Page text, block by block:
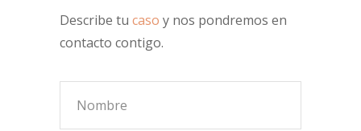
Describe tu caso y nos pondremos en
contacto contigo.